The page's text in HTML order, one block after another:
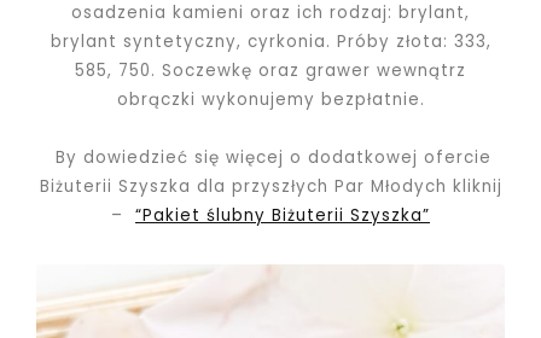
osadzenia kamieni oraz ich rodzaj: brylant,
brylant syntetyczny, cyrkonia. Próby złota: 333,
585, 750. Soczewkę oraz grawer wewnątrz
obrączki wykonujemy bezpłatnie.
By dowiedzieć się więcej o dodatkowej ofercie
Biżuterii Szyszka dla przyszłych Par Młodych kliknij
– “Pakiet ślubny Biżuterii Szyszka”